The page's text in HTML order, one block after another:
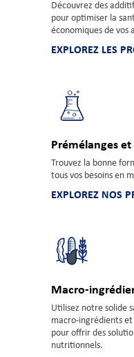
Découvrez des
pour optimiser la
économiques de vos
EXPLOREZ LES
Prémélanges et
Trouvez la bonne
tous vos besoins en
EXPLOREZ NOS
Macro-
Utilisez notre solide
macro-ingrédients
pour offrir des
nutritionnels.